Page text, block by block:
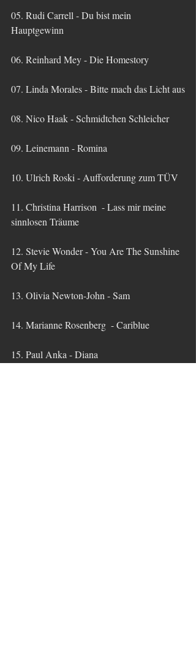
05. Rudi Carrell - Du bist mein
Hauptgewinn
06. Reinhard Mey - Die Homestory
07. Linda Morales - Bitte mach das Licht aus
08. Nico Haak - Schmidtchen Schleicher
09. Leinemann - Romina
10. Ulrich Roski - Aufforderung zum TÜV
11. Christina Harrison  - Lass mir meine
sinnlosen Träume
12. Stevie Wonder - You Are The Sunshine
Of My Life
13. Olivia Newton-John - Sam
14. Marianne Rosenberg  - Cariblue
15. Paul Anka - Diana